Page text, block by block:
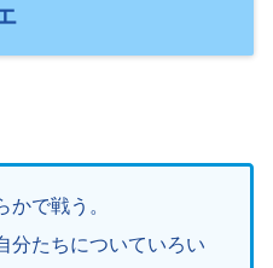
かで戦う。
分たちについていろい